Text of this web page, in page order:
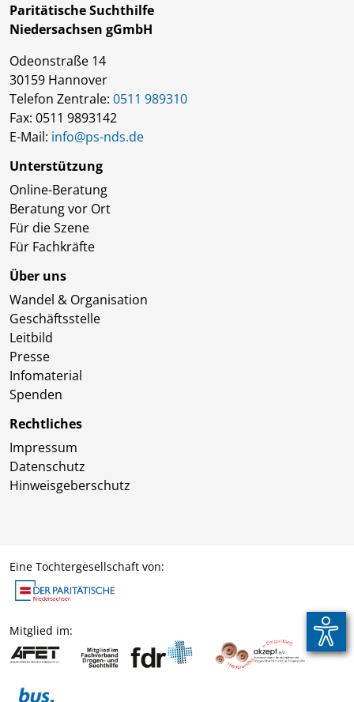
Paritätische Suchthilfe
Niedersachsen gGmbH
Odeonstraße 14
30159 Hannover
Telefon Zentrale: 0511 989310
Fax: 0511 9893142
E-Mail: info@ps-nds.de
Unterstützung
Online-Beratung
Beratung vor Ort
Für die Szene
Für Fachkräfte
Über uns
Wandel & Organisation
Geschäftsstelle
Leitbild
Presse
Infomaterial
Spenden
Rechtliches
Impressum
Datenschutz
Hinweisgeberschutz
Eine Tochtergesellschaft von:
Mitglied im: